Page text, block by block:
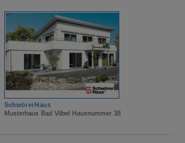
SchwörerHaus
Musterhaus Bad Vilbel Hausnummer 38